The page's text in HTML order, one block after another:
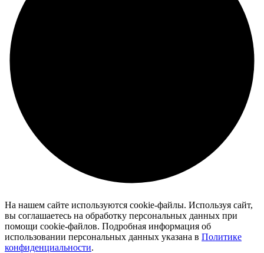
На нашем сайте используются cookie-файлы. Используя сайт,
вы соглашаетесь на обработку персональных данных при
помощи cookie-файлов. Подробная информация об
использовании персональных данных указана в Политике
конфиденциальности.